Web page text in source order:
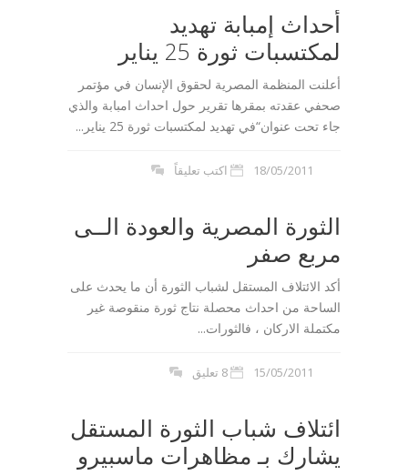
أحداث إمبابة تهديد
لمكتسبات ثورة 25 يناير
أعلنت المنظمة المصرية لحقوق الإنسان في مؤتمر
صحفي عقدته بمقرها تقرير حول احداث امبابة والذي
جاء تحت عنوان“في تهديد لمكتسبات ثورة 25 يناير...
18/05/2011 اكتب تعليقاً
الثورة المصرية والعودة الــى
مربع صفر
أكد الائتلاف المستقل لشباب الثورة أن ما يحدث على
الساحة من احداث محصلة نتاج ثورة منقوصة غير
مكتملة الاركان ، فالثورات...
15/05/2011 8 تعليق
ائتلاف شباب الثورة المستقل
يشارك بـ مظاهرات ماسبيرو